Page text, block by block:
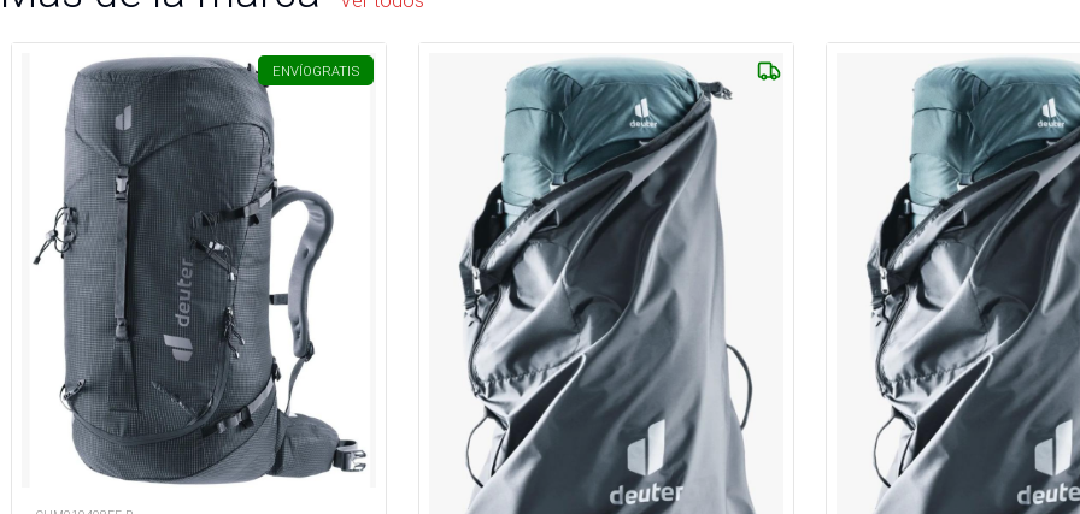
ENVÍOGRATIS